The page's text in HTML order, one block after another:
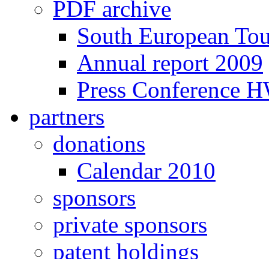
PDF archive
South European
Annual report 2009
Press Conference
partners
donations
Calendar 2010
sponsors
private sponsors
patent holdings